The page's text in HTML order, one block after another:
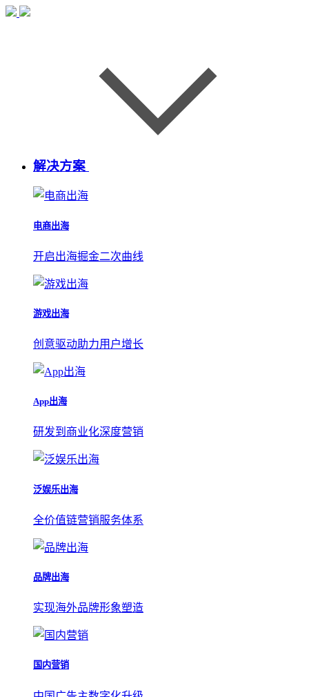
解决方案
电商出海
开启出海掘金二次曲线
游戏出海
创意驱动助力用户增长
App出海
研发到商业化深度营销
泛娱乐出海
全价值链营销服务体系
品牌出海
实现海外品牌形象塑造
国内营销